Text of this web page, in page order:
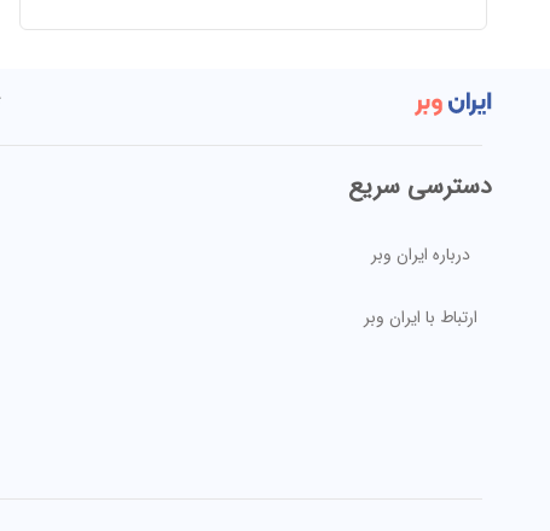
دسترسی سریع
درباره ایران وبر
ارتباط با ایران وبر